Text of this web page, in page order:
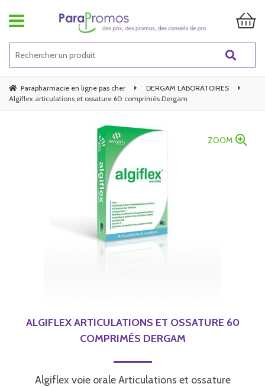
Parapharmacie en ligne pas cher
DERGAM LABORATOIRES
Algiflex articulations et ossature 60 comprimés Dergam
ZOOM
ALGIFLEX ARTICULATIONS ET OSSATURE 60
COMPRIMÉS DERGAM
Algiflex voie orale Articulations et ossature